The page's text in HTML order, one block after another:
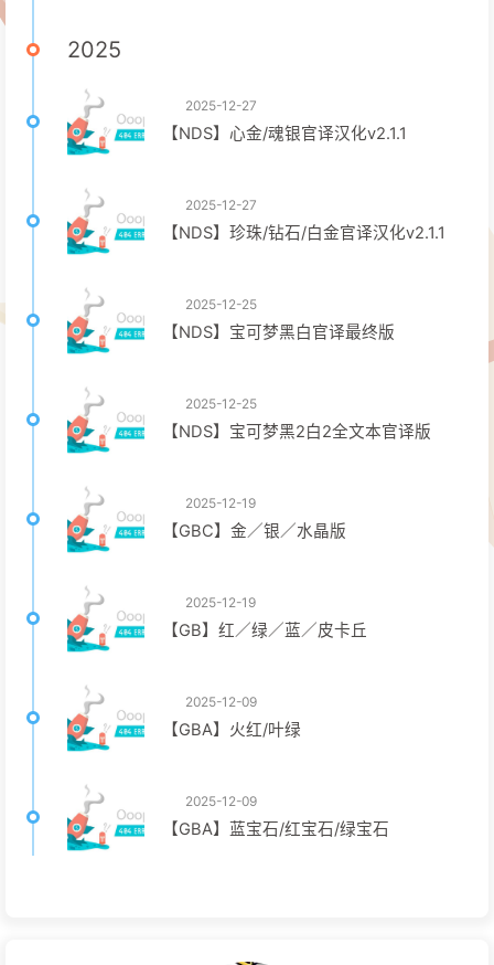
2025
2025-12-27
【NDS】心金/魂银官译汉化v2.1.1
2025-12-27
【NDS】珍珠/钻石/白金官译汉化v2.1.1
2025-12-25
【NDS】宝可梦黑白官译最终版
2025-12-25
【NDS】宝可梦黑2白2全文本官译版
2025-12-19
【GBC】金／银／水晶版
2025-12-19
【GB】红／绿／蓝／皮卡丘
2025-12-09
【GBA】火红/叶绿
2025-12-09
【GBA】蓝宝石/红宝石/绿宝石